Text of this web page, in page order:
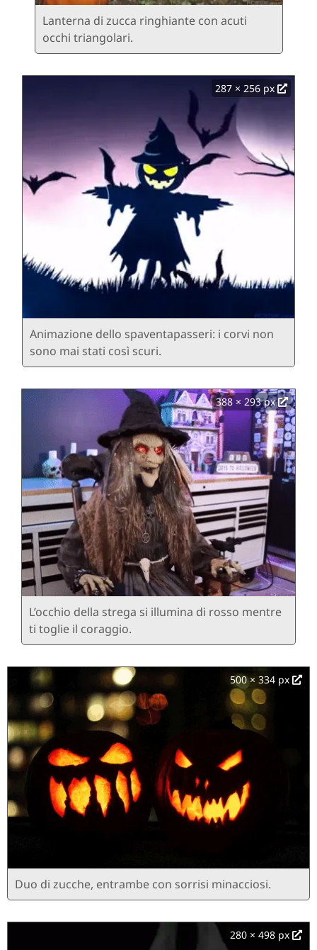
Lanterna di zucca ringhiante con acuti
occhi triangolari.
287 × 256 px
Animazione dello spaventapasseri: i corvi non
sono mai stati così scuri.
388 × 293 px
L’occhio della strega si illumina di rosso mentre
ti toglie il coraggio.
500 × 334 px
Duo di zucche, entrambe con sorrisi minacciosi.
280 × 498 px